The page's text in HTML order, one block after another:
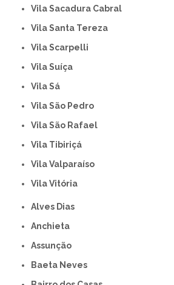
Vila Sacadura Cabral
Vila Santa Tereza
Vila Scarpelli
Vila Suíça
Vila Sá
Vila São Pedro
Vila São Rafael
Vila Tibiriçá
Vila Valparaíso
Vila Vitória
Alves Dias
Anchieta
Assunção
Baeta Neves